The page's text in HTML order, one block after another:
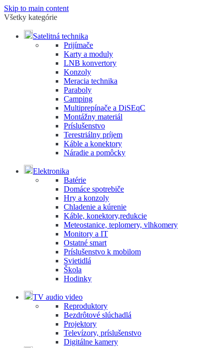
Skip to main content
Všetky kategórie
Satelitná technika
Prijímače
Karty a moduly
LNB konvertory
Konzoly
Meracia technika
Paraboly
Camping
Multiprepínače a DiSEqC
Montážny materiál
Príslušenstvo
Terestriálny príjem
Káble a konektory
Náradie a pomôcky
Elektronika
Batérie
Domáce spotrebiče
Hry a konzoly
Chladenie a kúrenie
Káble, konektory,redukcie
Meteostanice, teplomery, vlhkomery
Monitory a IT
Ostatné smart
Príslušenstvo k mobilom
Svietidlá
Škola
Hodinky
TV audio video
Reproduktory
Bezdrôtové slúchadlá
Projektory
Televízory, príslušenstvo
Digitálne kamery